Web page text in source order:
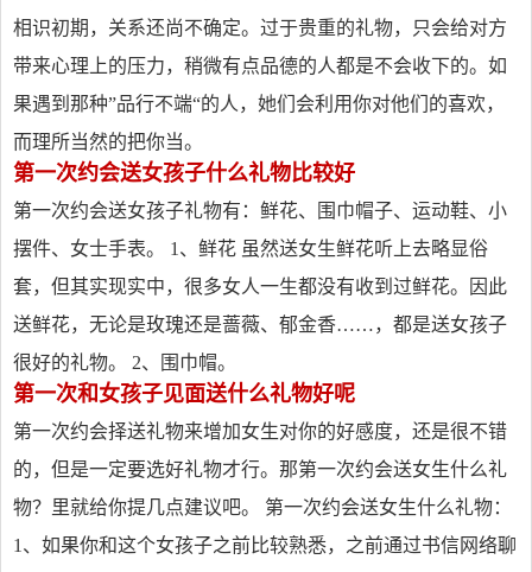
相识初期，关系还尚不确定。过于贵重的礼物，只会给对方
带来心理上的压力，稍微有点品德的人都是不会收下的。如
果遇到那种”品行不端“的人，她们会利用你对他们的喜欢，
而理所当然的把你当。
第一次约会送女孩子什么礼物比较好
第一次约会送女孩子礼物有：鲜花、围巾帽子、运动鞋、小
摆件、女士手表。 1、鲜花 虽然送女生鲜花听上去略显俗
套，但其实现实中，很多女人一生都没有收到过鲜花。因此
送鲜花，无论是玫瑰还是蔷薇、郁金香……，都是送女孩子
很好的礼物。 2、围巾帽。
第一次和女孩子见面送什么礼物好呢
第一次约会择送礼物来增加女生对你的好感度，还是很不错
的，但是一定要选好礼物才行。那第一次约会送女生什么礼
物？里就给你提几点建议吧。 第一次约会送女生什么礼物：
1、如果你和这个女孩子之前比较熟悉，之前通过书信网络聊